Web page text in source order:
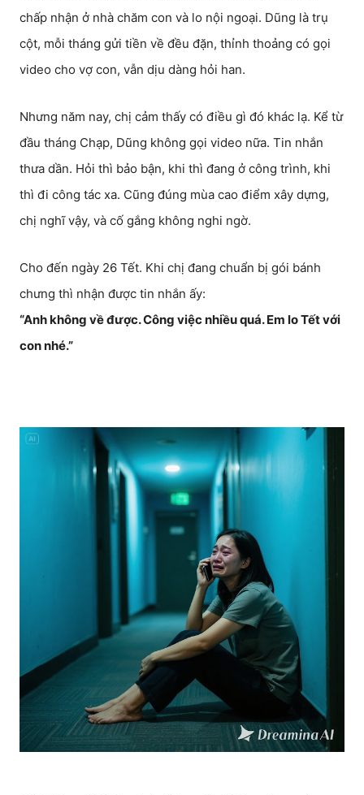
chấp nhận ở nhà chăm con và lo nội ngoại. Dũng là trụ
cột, mỗi tháng gửi tiền về đều đặn, thỉnh thoảng có gọi
video cho vợ con, vẫn dịu dàng hỏi han.
Nhưng năm nay, chị cảm thấy có điều gì đó khác lạ. Kể từ
đầu tháng Chạp, Dũng không gọi video nữa. Tin nhắn
thưa dần. Hỏi thì bảo bận, khi thì đang ở công trình, khi
thì đi công tác xa. Cũng đúng mùa cao điểm xây dựng,
chị nghĩ vậy, và cố gắng không nghi ngờ.
Cho đến ngày 26 Tết. Khi chị đang chuẩn bị gói bánh
chưng thì nhận được tin nhắn ấy:
“Anh không về được. Công việc nhiều quá. Em lo Tết với
con nhé.”